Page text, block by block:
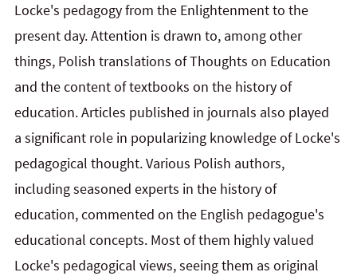
Locke's pedagogy from the Enlightenment to the
present day. Attention is drawn to, among other
things, Polish translations ofThoughts on Education
and the content of textbooks on the history of
education. Articles published in journals also played
a significant role in popularizing knowledge of Locke's
pedagogical thought. Various Polish authors,
including seasoned experts in the history of
education, commented on the English pedagogue's
educational concepts. Most of them highly valued
Locke's pedagogical views, seeing them as original